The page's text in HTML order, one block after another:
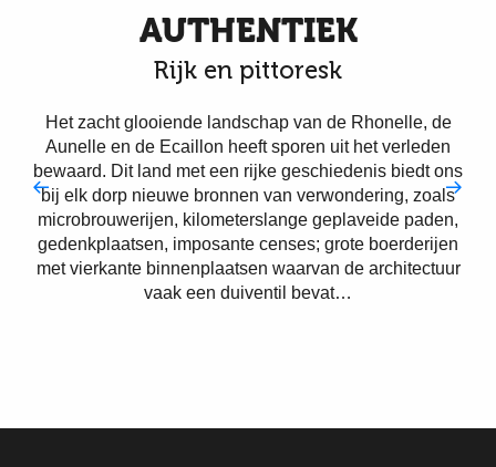
AUTHENTIEK
Rijk en pittoresk
Het zacht glooiende landschap van de Rhonelle, de
Aunelle en de Ecaillon heeft sporen uit het verleden
bewaard. Dit land met een rijke geschiedenis biedt ons
bij elk dorp nieuwe bronnen van verwondering, zoals
microbrouwerijen, kilometerslange geplaveide paden,
gedenkplaatsen, imposante censes; grote boerderijen
met vierkante binnenplaatsen waarvan de architectuur
vaak een duiventil bevat…